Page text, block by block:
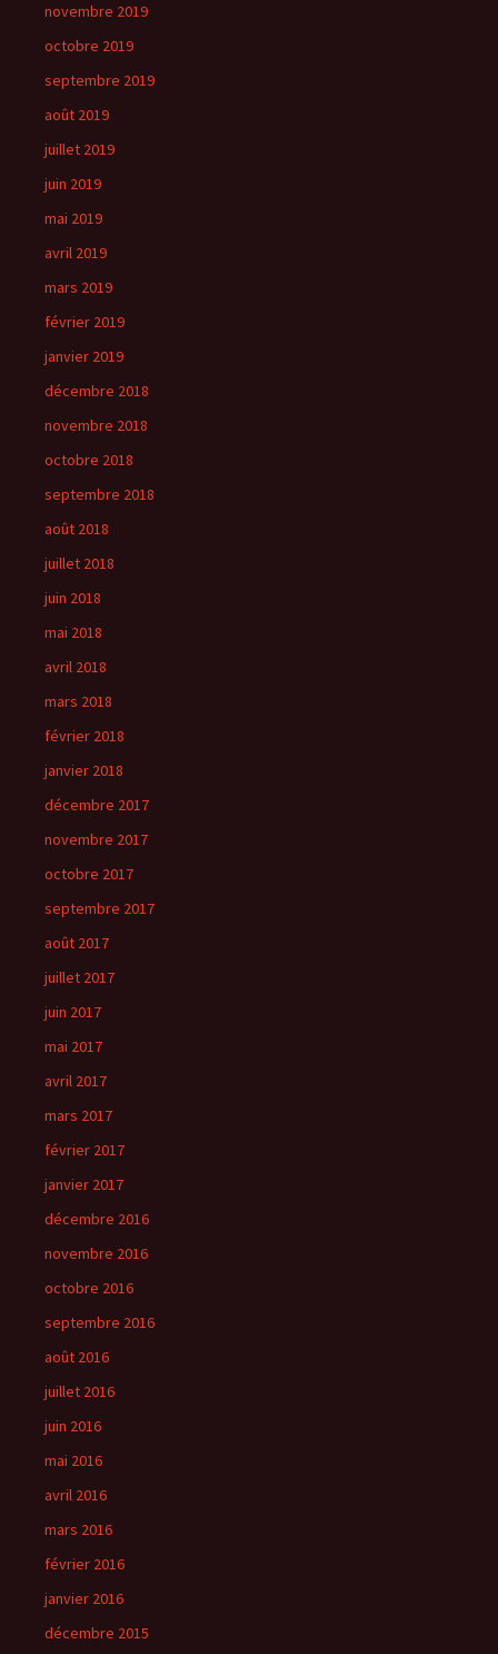
novembre 2019
octobre 2019
septembre 2019
août 2019
juillet 2019
juin 2019
mai 2019
avril 2019
mars 2019
février 2019
janvier 2019
décembre 2018
novembre 2018
octobre 2018
septembre 2018
août 2018
juillet 2018
juin 2018
mai 2018
avril 2018
mars 2018
février 2018
janvier 2018
décembre 2017
novembre 2017
octobre 2017
septembre 2017
août 2017
juillet 2017
juin 2017
mai 2017
avril 2017
mars 2017
février 2017
janvier 2017
décembre 2016
novembre 2016
octobre 2016
septembre 2016
août 2016
juillet 2016
juin 2016
mai 2016
avril 2016
mars 2016
février 2016
janvier 2016
décembre 2015